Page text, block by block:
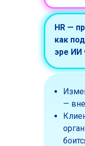
—
HR —
как
эре ИИ